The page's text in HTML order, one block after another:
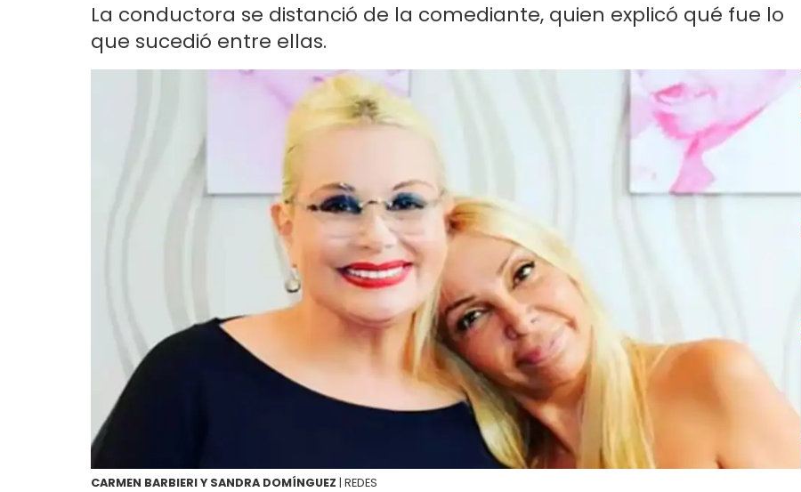
La conductora se distanció de la comediante, quien explicó qué fue lo
que sucedió entre ellas.
CARMEN BARBIERI Y SANDRA DOMÍNGUEZ | REDES